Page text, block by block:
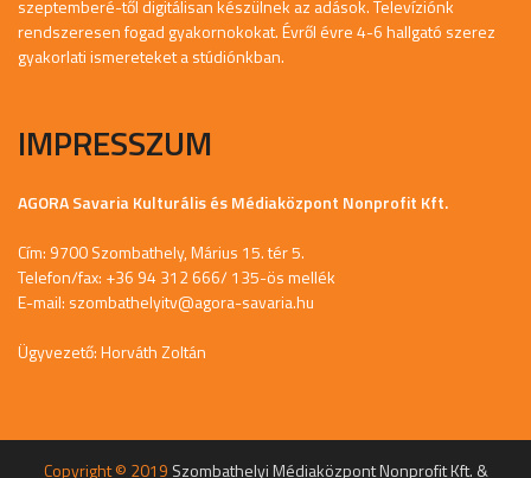
szeptemberé-től digitálisan készülnek az adások. Televíziónk
rendszeresen fogad gyakornokokat. Évről évre 4-6 hallgató szerez
gyakorlati ismereteket a stúdiónkban.
IMPRESSZUM
AGORA Savaria Kulturális és Médiaközpont Nonprofit Kft.
Cím: 9700 Szombathely, Márius 15. tér 5.
Telefon/fax: +36 94 312 666/ 135-ös mellék
E-mail: szombathelyitv@agora-savaria.hu
Ügyvezető: Horváth Zoltán
Copyright © 2019 Szombathelyi Médiaközpont Nonprofit Kft. &